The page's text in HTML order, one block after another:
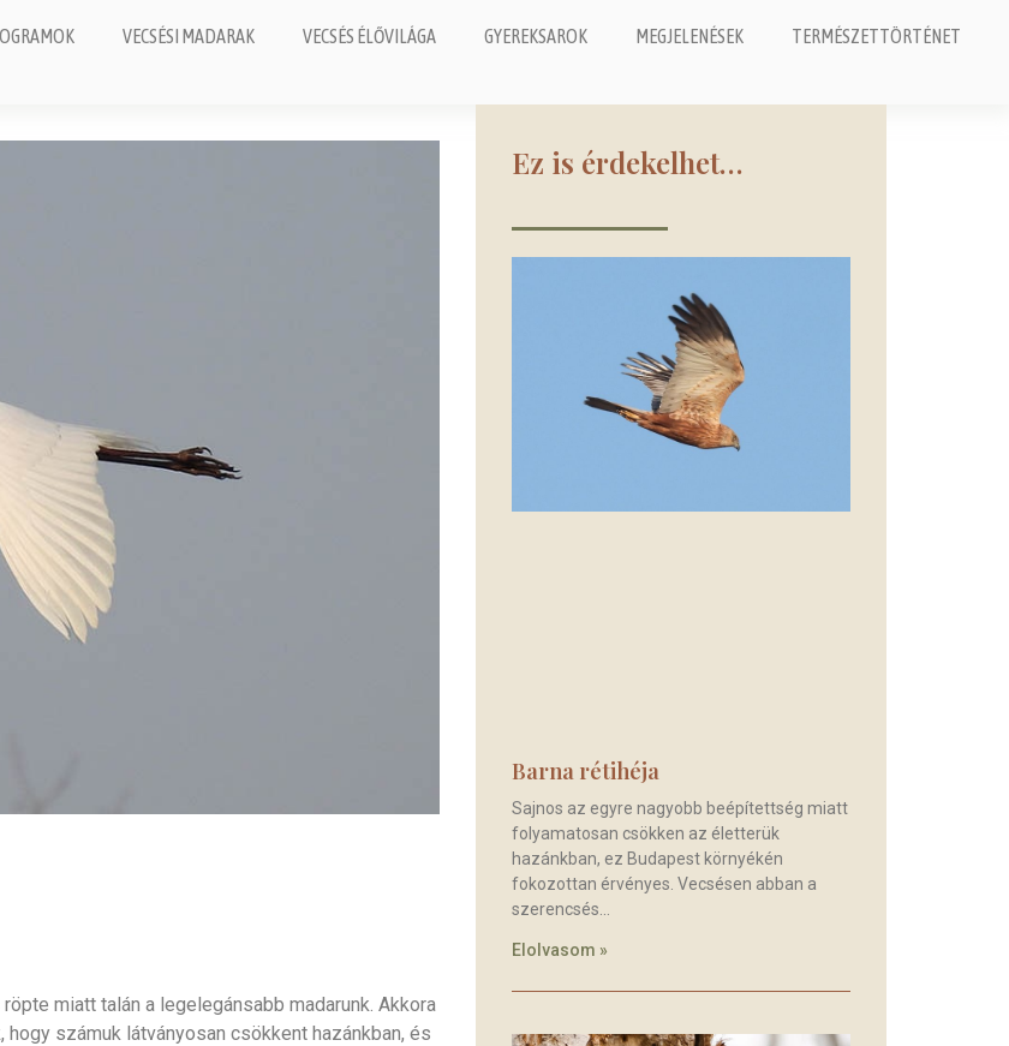
VECSÉSI MADARAK VECSÉS ÉLŐVILÁGA GYEREKSAROK MEGJELENÉSEK TERMÉSZETTÖRTÉNET
miatt talán a legelegánsabb madarunk. Akkora
számuk látványosan csökkent hazánkban, és
Ez is érdekelhet…
Barna rétihéja
Sajnos az egyre nagyobb beépítettség miatt
folyamatosan csökken az életterük
hazánkban, ez Budapest környékén
fokozottan érvényes. Vecsésen abban a
szerencsés
Elolvasom »